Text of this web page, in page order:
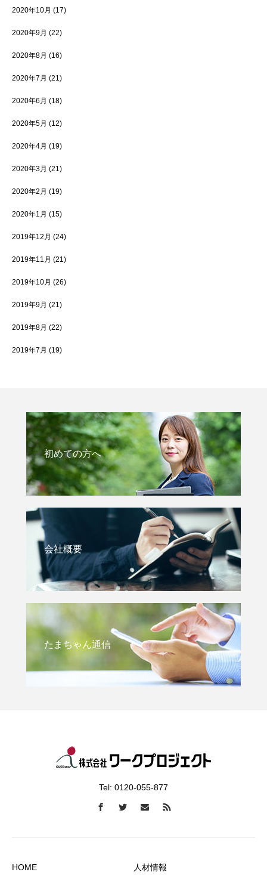
2020年10月 (17)
2020年9月 (22)
2020年8月 (16)
2020年7月 (21)
2020年6月 (18)
2020年5月 (12)
2020年4月 (19)
2020年3月 (21)
2020年2月 (19)
2020年1月 (15)
2019年12月 (24)
2019年11月 (21)
2019年10月 (26)
2019年9月 (21)
2019年8月 (22)
2019年7月 (19)
初めての方へ
会社概要
たまちゃん通信
Tel: 0120-055-877
HOME 人材情報